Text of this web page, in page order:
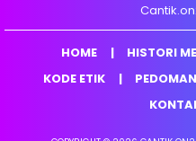
HOME HISTORI
KODE ETIK